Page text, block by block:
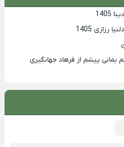
1405
پیشم از فرهاد جهانگیری